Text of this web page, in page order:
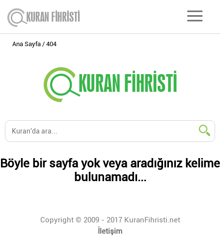
Ana Sayfa 404
Böyle bir sayfa yok veya aradığınız kelime
bulunamadı...
Copyright © 2009 - 2017 KuranFihristi.net
İletişim